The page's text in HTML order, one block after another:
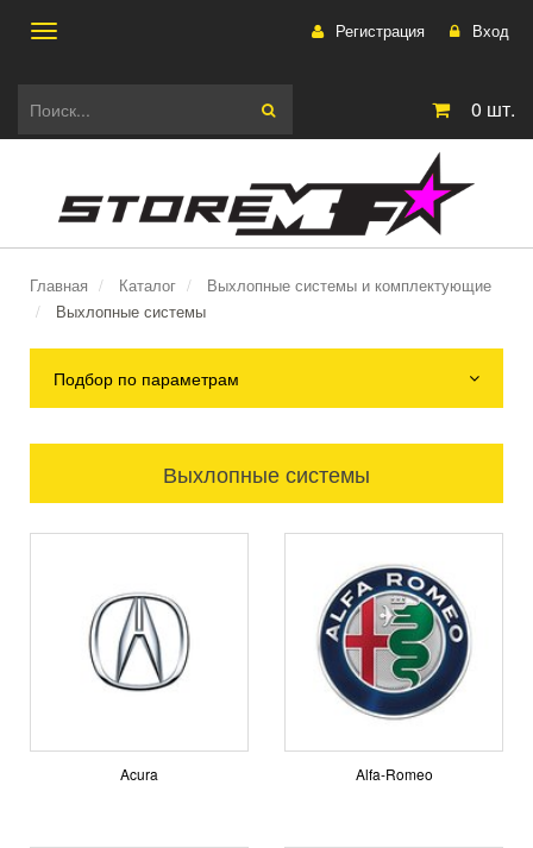
Регистрация Вход
0 шт.
Главная Каталог
Выхлопные системы и комплектующие
Выхлопные системы
Подбор по параметрам
Выхлопные системы
Acura Alfa-Romeo